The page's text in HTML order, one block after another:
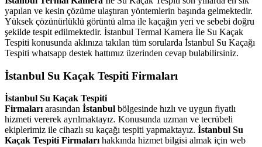
yapılan ve kesin çözüme ulaştıran yöntemlerin başında gelmektedir.
Yüksek çözünürlüklü görüntü alma ile kaçağın yeri ve sebebi doğru
şekilde tespit edilmektedir. İstanbul Termal Kamera İle Su Kaçak
Tespiti konusunda aklınıza takılan tüm sorularda İstanbul Su Kaçağı
Tespiti whatsapp destek hattımız üzerinden cevap bulabilirsiniz.
İstanbul Su Kaçak Tespiti Firmaları
İstanbul Su Kaçak Tespiti
Firmalarıarasından İstanbul bölgesinde hızlı ve uygun fiyatlı
hizmeti vererek ayrılmaktayız. Konusunda uzman ve tecrübeli
ekiplerimiz ile cihazlı su kaçağı tespiti yapmaktayız. İstanbul Su
Kaçak Tespiti Firmalarıhakkında hizmet bilgisi almak için web